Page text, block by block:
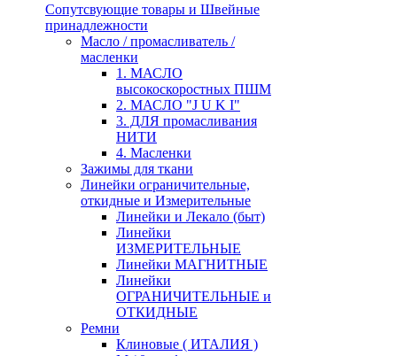
Сопутсвующие товары и Швейные
принадлежности
Масло / промасливатель /
масленки
1. МАСЛО
высокоскоростных ПШМ
2. МАСЛО "J U K I"
3. ДЛЯ промасливания
НИТИ
4. Масленки
Зажимы для ткани
Линейки ограничительные,
откидные и Измерительные
Линейки и Лекало (быт)
Линейки
ИЗМЕРИТЕЛЬНЫЕ
Линейки МАГНИТНЫЕ
Линейки
ОГРАНИЧИТЕЛЬНЫЕ и
ОТКИДНЫЕ
Ремни
Клиновые ( ИТАЛИЯ )